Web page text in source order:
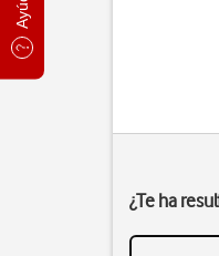
¿Te ha